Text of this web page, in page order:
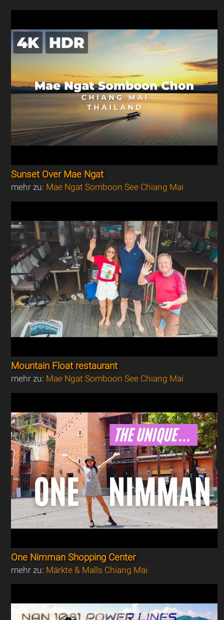
Sunset Over Mae Ngat
mehr zu: Mae Ngat Somboon See Chiang Mai
Mountain Float restaurant
mehr zu: Mae Ngat Somboon See Chiang Mai
One Nimman Shopping Center
mehr zu: Märkte & Malls Chiang Mai